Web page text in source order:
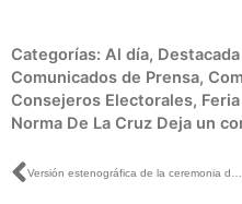
Categorías: Al día, Destacada
Comunicados de Prensa,
Consejeros Electorales,
Norma De La Cruz Deja un
Ant Versión estenográfica de la ceremonia de clausura: Feria del Libro del Instituto Nacional Electoral (FLINE) «Género, Inclusión y Democracia